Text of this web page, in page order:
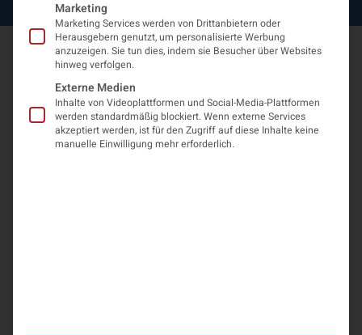
Marketing
Marketing Services werden von Drittanbietern oder
Herausgebern genutzt, um personalisierte Werbung
anzuzeigen. Sie tun dies, indem sie Besucher über Websites
hinweg verfolgen.
Externe Medien
Inhalte von Videoplattformen und Social-Media-Plattformen
werden standardmäßig blockiert. Wenn externe Services
akzeptiert werden, ist für den Zugriff auf diese Inhalte keine
manuelle Einwilligung mehr erforderlich.